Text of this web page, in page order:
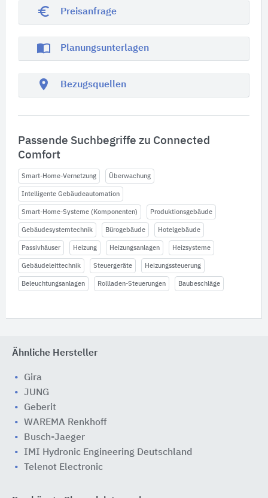
euro_symbol Preisanfrage
import_contacts Planungsunterlagen
location_on Bezugsquellen
Passende Suchbegriffe zu Connected
Comfort
Smart-Home-Vernetzung Überwachung
Intelligente Gebäudeautomation
Smart-Home-Systeme (Komponenten) Produktionsgebäude
Gebäudesystemtechnik Bürogebäude Hotelgebäude
Passivhäuser Heizung Heizungsanlagen Heizsysteme
Gebäudeleittechnik Steuergeräte Heizungssteuerung
Beleuchtungsanlagen Rollladen-Steuerungen Baubeschläge
Ähnliche Hersteller
Gira
JUNG
Geberit
WAREMA Renkhoff
Busch-Jaeger
IMI Hydronic Engineering Deutschland
Telenot Electronic